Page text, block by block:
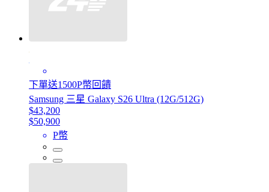
下單送1500P幣回饋
Samsung 三星 Galaxy S26 Ultra (12G/512G)
$43,200
$50,900
P幣